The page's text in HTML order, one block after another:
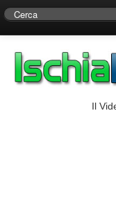
Centro di Ricerche
Il